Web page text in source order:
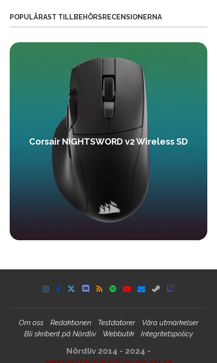
POPULÄRAST TILLBEHÖRSRECENSIONERNA
Corsair NIGHTSWORD v2 Wireless SD
Om oss Redaktionen Testdatorer
Våra utmärkelser
Bli skribent på Nördliv
Webbutik Integritetspolicy
Nördliv 2014 - 2024 -